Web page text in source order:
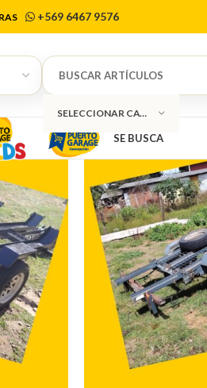
+569 6467 9576
SELECCIONAR CATEGORÍA
SE BUSCA
Negro